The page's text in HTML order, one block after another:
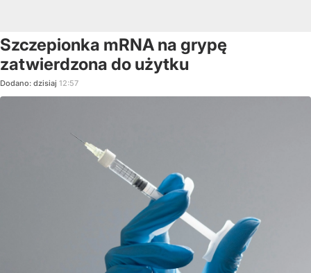
Szczepionka mRNA na grypę
zatwierdzona do użytku
Dodano: dzisiaj 12:57